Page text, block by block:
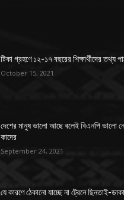
টিকা গ্রহণে ১২-১৭ বছরের শিক্ষার্থীদের তথ্য
October 15, 2021
দেশের মানুষ ভালো আছে বলেই বিএনপি ভালো
কাদের
September 24, 2021
যে কারণে ঠেকানো যাচ্ছে না ট্রেনে ছিনতাই-